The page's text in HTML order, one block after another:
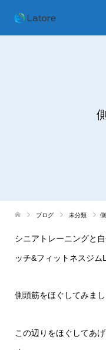
ブログ 未分類
シニアトレーニングと自
ッチ&フィットネスジム
側頭筋をほぐしてみまし
この辺りをほぐしてあ